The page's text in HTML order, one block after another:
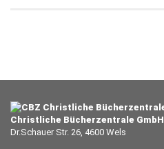
Christliche Bücherzentrale GmbH
Dr.Schauer Str. 26, 4600 Wels